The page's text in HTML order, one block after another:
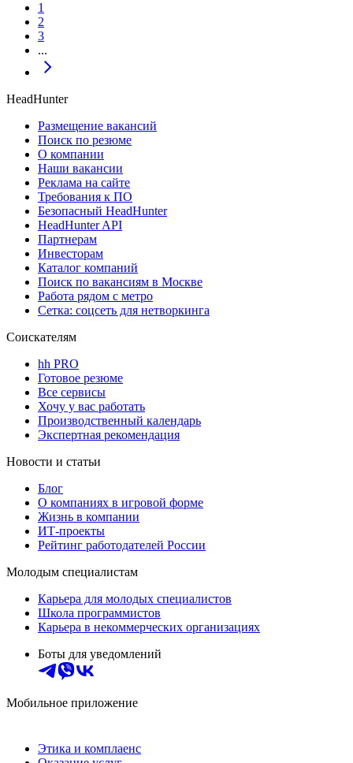
1
2
3
...
HeadHunter
Размещение вакансий
Поиск по резюме
О компании
Наши вакансии
Реклама на сайте
Требования к ПО
Безопасный HeadHunter
HeadHunter API
Партнерам
Инвесторам
Каталог компаний
Поиск по вакансиям в Москве
Работа рядом с метро
Сетка: соцсеть для нетворкинга
Соискателям
hh PRO
Готовое резюме
Все сервисы
Хочу у вас работать
Производственный календарь
Экспертная рекомендация
Новости и статьи
Блог
О компаниях в игровой форме
Жизнь в компании
ИТ-проекты
Рейтинг работодателей России
Молодым специалистам
Карьера для молодых специалистов
Школа программистов
Карьера в некоммерческих организациях
Боты для уведомлений
Мобильное приложение
Этика и комплаенс